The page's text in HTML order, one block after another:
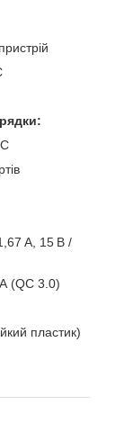
А, 15 В /
(QC 3.0)
пластик)